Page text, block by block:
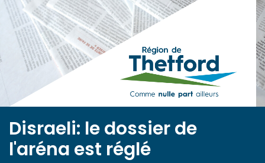
submenu (Documentation )
Disraeli: le dossier de
l'aréna est réglé